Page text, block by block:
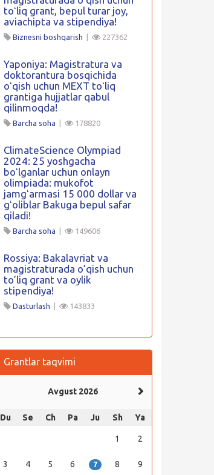
toʻliq grant, bepul turar joy,
aviachipta va stipendiya!
Biznesni boshqarish 227362
Yaponiya: Magistratura va
doktorantura bosqichida
oʻqish uchun MEXT toʻliq
grantiga hujjatlar qabul
qilinmoqda!
Barcha soha 178820
ClimateScience Olympiad
2024: 25 yoshgacha
boʻlganlar uchun onlayn
olimpiada: mukofot
jamgʻarmasi 15 000 dollar va
gʻoliblar Bakuga bepul safar
qiladi!
Barcha soha 149606
Rossiya: Bakalavriat va
magistraturada o’qish uchun
to’liq grant va oylik
stipendiya!
Dasturlash 143833
Grantlar taqvimi
Avgust 2026
Du Se Ch Pa Ju Sh Ya
1 2
3 4 5 6 7 8 9